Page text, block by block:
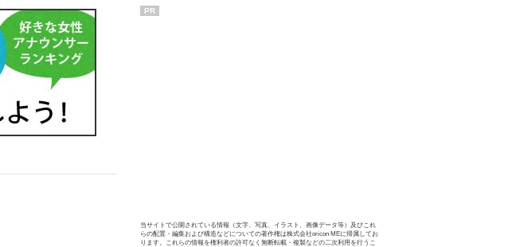
PR
当サイトで公開されている情報（文字、写真、イラスト、画像データ等）及びこれ
らの配置・編集および構造などについての著作権は株式会社oricon MEに帰属してお
ります。これらの情報を権利者の許可なく無断転載・複製などの二次利用を行うこ